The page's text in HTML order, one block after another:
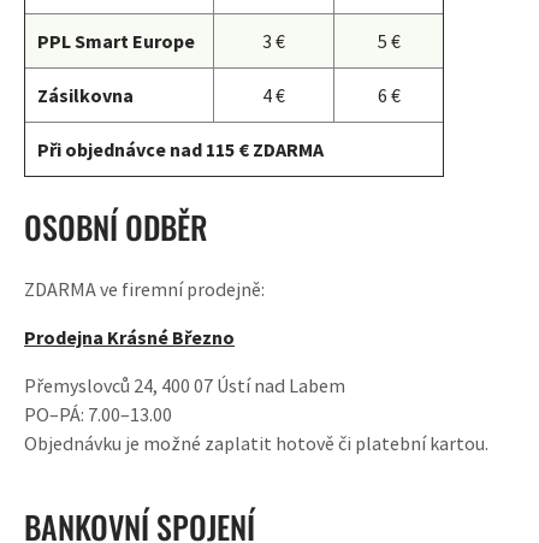
PPL Smart Europe 3 € 5 €
Zásilkovna 4 € 6 €
Při objednávce nad 115 € ZDARMA
OSOBNÍ ODBĚR
ZDARMA ve firemní prodejně:
Prodejna Krásné Březno
Přemyslovců 24, 400 07 Ústí nad Labem
PO–PÁ: 7.00–13.00
Objednávku je možné zaplatit hotově či platební kartou.
BANKOVNÍ SPOJENÍ